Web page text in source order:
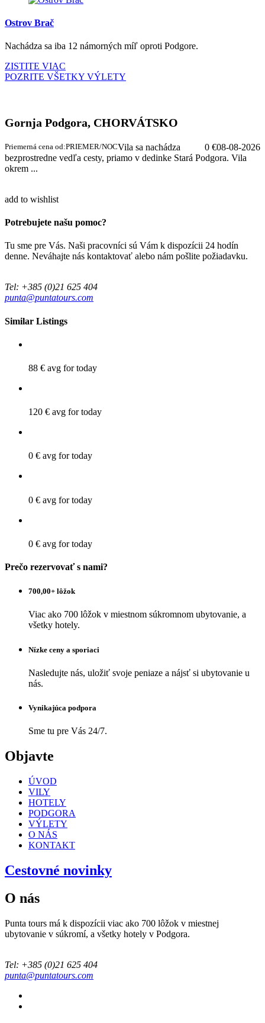
Ostrov Brač
Nachádza sa iba 12 námorných míľ oproti Podgore.
ZISTITE VIAC
POZRITE VŠETKY VÝLETY
Gornja Podgora, CHORVÁTSKO
Priemerná cena od: 08-08-2026
PRIEMER/NOC 0 €
Vila sa nachádza
bezprostredne vedľa cesty, priamo v dedinke Stará Podgora. Vila
okrem ...
add to wishlist
Potrebujete našu pomoc?
Tu sme pre Vás. Naši pracovníci sú Vám k dispozícii 24 hodín
denne. Neváhajte nás kontaktovať alebo nám pošlite požiadavku.
Tel: +385 (0)21 625 404
punta@puntatours.com
Similar Listings
88 € avg for today
120 € avg for today
0 € avg for today
0 € avg for today
0 € avg for today
Prečo rezervovať s nami?
700,00+ lôžok
Viac ako 700 lôžok v miestnom súkromnom ubytovanie, a
všetky hotely.
Nízke ceny a sporiaci
Nasledujte nás, uložiť svoje peniaze a nájsť si ubytovanie u
nás.
Vynikajúca podpora
Sme tu pre Vás 24/7.
Objavte
ÚVOD
VILY
HOTELY
PODGORA
VÝLETY
O NÁS
KONTAKT
Cestovné novinky
O nás
Punta tours má k dispozícii viac ako 700 lôžok v miestnej
ubytovanie v súkromí, a všetky hotely v Podgora.
Tel: +385 (0)21 625 404
punta@puntatours.com